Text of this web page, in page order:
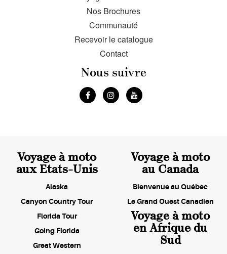
Nos Brochures
Communauté
Recevoir le catalogue
Contact
Nous suivre
Voyage à moto
aux Etats-Unis
Alaska
Canyon Country Tour
Florida Tour
Going Florida
Great Western
Voyage à moto
au Canada
Bienvenue au Québec
Le Grand Ouest Canadien
Voyage à moto
en Afrique du
Sud